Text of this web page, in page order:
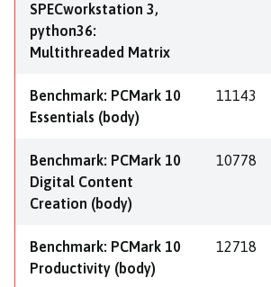
SPECworkstation 3,
python36:
Multithreaded Matrix
Benchmark: PCMark 10
Essentials (body)
11143
Benchmark: PCMark 10
Digital Content
Creation (body)
10778
Benchmark: PCMark 10
Productivity (body)
12718